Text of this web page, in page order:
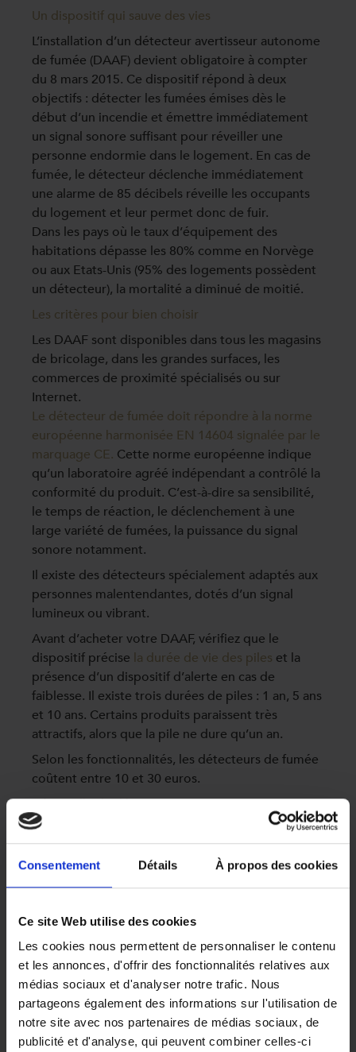
Consentement Détails À propos des cookies
Ce site Web utilise des cookies
Les cookies nous permettent de personnaliser le contenu
et les annonces, d'offrir des fonctionnalités relatives aux
médias sociaux et d'analyser notre trafic. Nous
partageons également des informations sur l'utilisation de
notre site avec nos partenaires de médias sociaux, de
publicité et d'analyse, qui peuvent combiner celles-ci
Un dispositif qui sauve des vies
L’installation d’un détecteur avertisseur autonome
de fumée (DAAF) devient obligatoire à compter
du 8 mars 2015. Ce dispositif répond à deux
objectifs : détecter les fumées émises dès le
début d’un incendie et émettre immédiatement
un signal sonore suffisant pour réveiller une
personne endormie dans le logement. En cas de
fumée, le détecteur déclenche immédiatement
une alarme de 85 décibels réveille les occupants
du logement et leur permet donc de fuir.
Dans les pays où le taux d’équipement des
habitations dépasse les 80% comme en Norvège
ou aux Etats-Unis (95% des logements possèdent
un détecteur), la mortalité a diminué de moitié.
Les critères pour bien choisir
Les DAAF sont disponibles dans tous les magasins
de bricolage, dans les grandes surfaces, les
commerces de proximité spécialisés ou sur
Internet.
Le détecteur de fumée doit répondre à la norme
européenne harmonisée EN 14604 signalée par le
marquage CE. Cette norme européenne indique
qu’un laboratoire agréé indépendant a contrôlé la
conformité du produit. C’est-à-dire sa sensibilité,
le temps de réaction, le déclenchement à une
large variété de fumées, la puissance du signal
sonore notamment.
Il existe des détecteurs spécialement adaptés aux
personnes malentendantes, dotés d’un signal
lumineux ou vibrant.
Avant d’acheter votre DAAF, vérifiez que le
dispositif précise la durée de vie des piles et la
présence d’un dispositif d’alerte en cas de
faiblesse. Il existe trois durées de piles : 1 an, 5 ans
et 10 ans. Certains produits paraissent très
attractifs, alors que la pile ne dure qu’un an.
Selon les fonctionnalités, les détecteurs de fumée
coûtent entre 10 et 30 euros.
Où installer le détecteur ?
Il est nécessaire de positionner le détecteur dans
la pièce donnant accès aux chambres afin que le
signal sonore soit entendu par tous les occupants
la nuit.
installer plusieurs DAADF si la surface du
logement dépasse les 80 m², de préférence dans
les chambres, le couloir et le salon.
Pour les habitations à étage, il est recommandé
d’installer au moins un détecteur à chaque niveau
du logement
Que faire vis-à-vis de son assureur ?